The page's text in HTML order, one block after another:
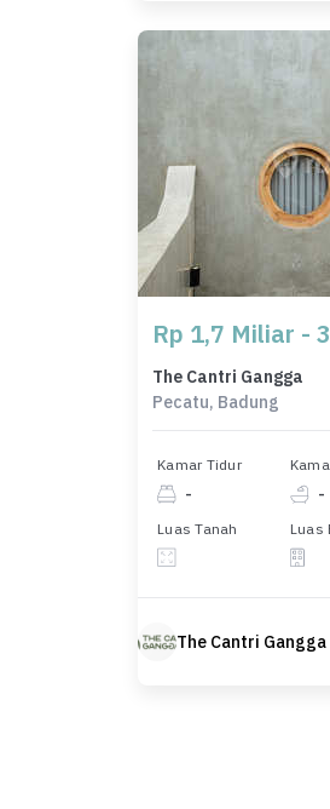
Rp 1,7 Miliar -
The Cantri Gangga
Pecatu, Badung
Kamar Tidur
- -
Luas Tanah Luas
The Cantri Gangga